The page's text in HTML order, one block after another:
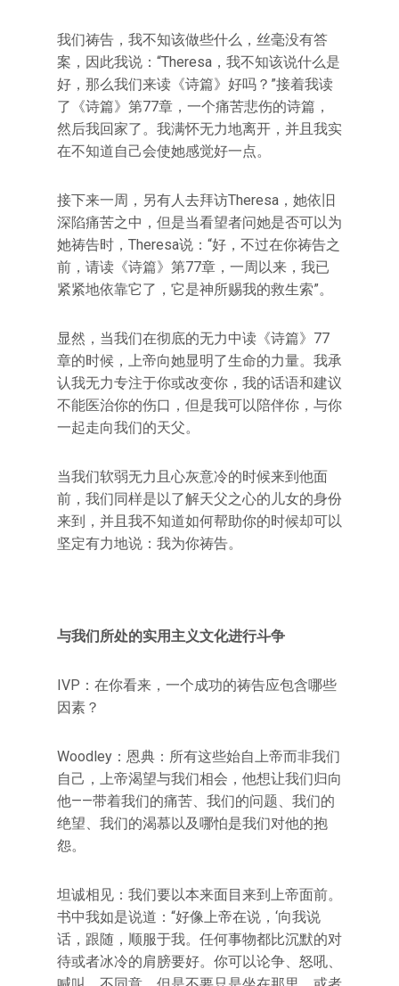
我们祷告，我不知该做些什么，丝毫没有答
案，因此我说：“Theresa，我不知该说什么是
好，那么我们来读《诗篇》好吗？”接着我读
了《诗篇》第77章，一个痛苦悲伤的诗篇，
然后我回家了。我满怀无力地离开，并且我实
在不知道自己会使她感觉好一点。
接下来一周，另有人去拜访Theresa，她依旧
深陷痛苦之中，但是当看望者问她是否可以为
她祷告时，Theresa说：“好，不过在你祷告之
前，请读《诗篇》第77章，一周以来，我已
紧紧地依靠它了，它是神所赐我的救生索”。
显然，当我们在彻底的无力中读《诗篇》77
章的时候，上帝向她显明了生命的力量。我承
认我无力专注于你或改变你，我的话语和建议
不能医治你的伤口，但是我可以陪伴你，与你
一起走向我们的天父。
当我们软弱无力且心灰意冷的时候来到他面
前，我们同样是以了解天父之心的儿女的身份
来到，并且我不知道如何帮助你的时候却可以
坚定有力地说：我为你祷告。
与我们所处的实用主义文化进行斗争
IVP：在你看来，一个成功的祷告应包含哪些
因素？
Woodley：恩典：所有这些始自上帝而非我们
自己，上帝渴望与我们相会，他想让我们归向
他——带着我们的痛苦、我们的问题、我们的
绝望、我们的渴慕以及哪怕是我们对他的抱
怨。
坦诚相见：我们要以本来面目来到上帝面前。
书中我如是说道：“好像上帝在说，‘向我说
话，跟随，顺服于我。任何事物都比沉默的对
待或者冰冷的肩膀要好。你可以论争、怒吼、